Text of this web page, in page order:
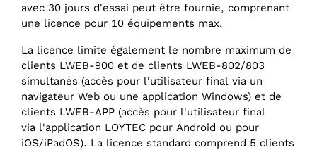
avec 30 jours d'essai peut être fournie, comprenant
une licence pour 10 équipements max.
La licence limite également le nombre maximum de
clients LWEB-900 et de clients LWEB-802/803
simultanés (accès pour l'utilisateur final via un
navigateur Web ou une application Windows) et de
clients LWEB-APP (accès pour l'utilisateur final
via l'application LOYTEC pour Android ou pour
iOS/iPadOS). La licence standard comprend 5 clients